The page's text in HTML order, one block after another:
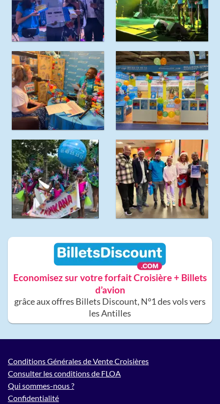
Economisez sur votre forfait Croisière + Billets
d’avion
grâce aux offres Billets Discount, N°1 des vols vers
les Antilles
Conditions Générales de Vente Croisières
Consulter les conditions de FLOA
Qui sommes-nous ?
Confidentialité